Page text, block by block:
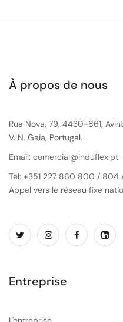
À propos de nous
Rua Nova, 79, 4430-861,
V. N. Gaia, Portugal.
Email: comercial@induflex.pt
Tel: +351 227 860 800 / 804
Appel vers le réseau fixe
Entreprise